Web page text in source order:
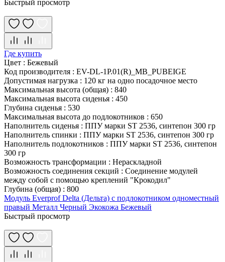
Быстрый просмотр
Где купить
Цвет : Бежевый
Код производителя : EV-DL-1P.01(R)_MB_PUBEIGE
Допустимая нагрузка : 120 кг на одно посадочное место
Максимальная высота (общая) : 840
Максимальная высота сиденья : 450
Глубина сиденья : 530
Максимальная высота до подлокотников : 650
Наполнитель сиденья : ППУ марки ST 2536, синтепон 300 гр
Наполнитель спинки : ППУ марки ST 2536, синтепон 300 гр
Наполнитель подлокотников : ППУ марки ST 2536, синтепон
300 гр
Возможность трансформации : Нераскладной
Возможность соединения секций : Соединение модулей
между собой с помощью креплений "Крокодил"
Глубина (общая) : 800
Модуль Everprof Delta (Дельта) с подлокотником одноместный
правый Металл Черный Экокожа Бежевый
Быстрый просмотр